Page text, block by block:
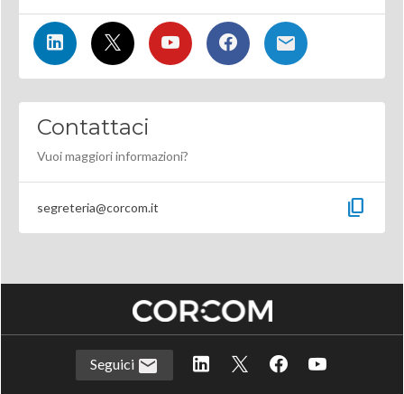
Contattaci
Vuoi maggiori informazioni?
segreteria@corcom.it content_copy
Seguici